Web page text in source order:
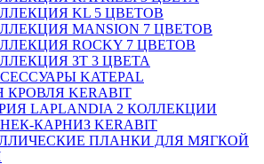
KL 5 ЦВЕТОВ
MANSION 7 ЦВЕТОВ
ROCKY 7 ЦВЕТОВ
ЗТ 3 ЦВЕТА
KATEPAL
KERABIT
LAPLANDIA 2 КОЛЛЕКЦИИ
КАРНИЗ KERABIT